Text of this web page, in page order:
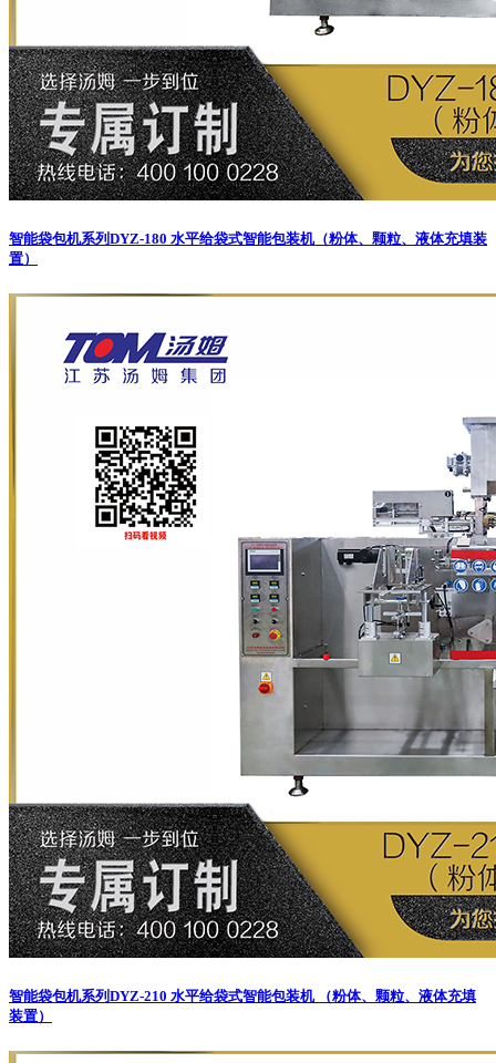
智能袋包机系列 DYZ-180 水平给袋式智能包装机（粉体、颗粒、液体充填装
置）
智能袋包机系列 DYZ-210 水平给袋式智能包装机 （粉体、颗粒、液体充填
装置）